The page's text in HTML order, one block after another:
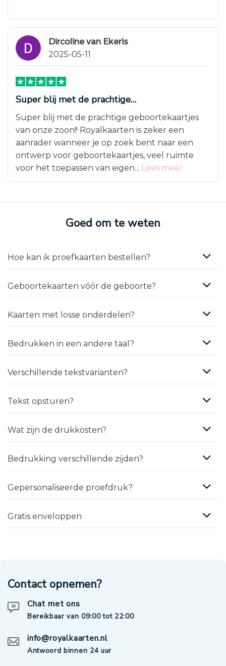
Dircoline van Ekeris
2025-05-11
Super blij met de prachtige…
Super blij met de prachtige geboortekaartjes
van onze zoon!! Royalkaarten is zeker een
aanrader wanneer je op zoek bent naar een
ontwerp voor geboortekaartjes, veel ruimte
voor het toepassen van eigen... Lees meer
Goed om te weten
Hoe kan ik proefkaarten bestellen?
Geboortekaarten vóór de geboorte?
Kaarten met losse onderdelen?
Bedrukken in een andere taal?
Verschillende tekstvarianten?
Tekst opsturen?
Wat zijn de drukkosten?
Bedrukking verschillende zijden?
Gepersonaliseerde proefdruk?
Gratis enveloppen
Contact opnemen?
Chat met ons
Bereikbaar van 09:00 tot 22:00
info@royalkaarten.nl
Antwoord binnen 24 uur